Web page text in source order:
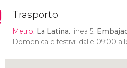
Trasporto
Metro: La Latina, linea 5;
Domenica e festivi: dalle 09:00